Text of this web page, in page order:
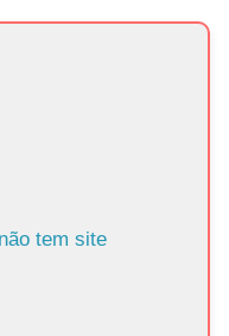
tem site